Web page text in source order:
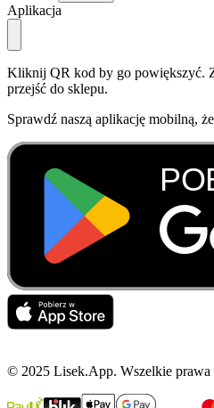
Aplikacja
Kliknij QR kod by go powiększyć.
przejść do sklepu.
Sprawdź naszą aplikację mobilną,
© 2025 Lisek.App. Wszelkie prawa